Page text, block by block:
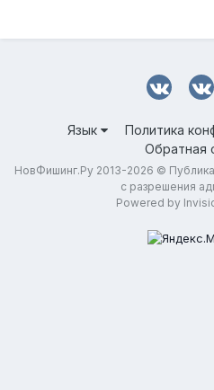
Язык
Политика
Обратная
НовФишинг.Ру 2013-2026 ©
с разрешения
Powered by